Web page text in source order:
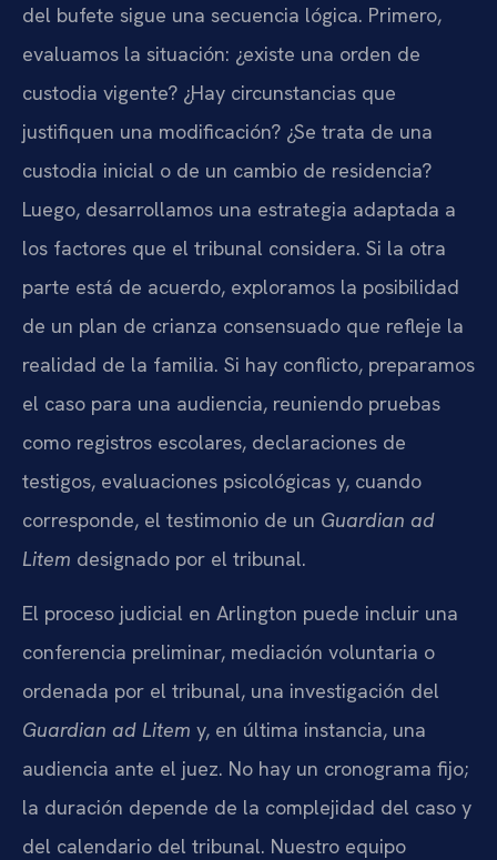
del bufete sigue una secuencia lógica. Primero,
evaluamos la situación: ¿existe una orden de
custodia vigente? ¿Hay circunstancias que
justifiquen una modificación? ¿Se trata de una
custodia inicial o de un cambio de residencia?
Luego, desarrollamos una estrategia adaptada a
los factores que el tribunal considera. Si la otra
parte está de acuerdo, exploramos la posibilidad
de un plan de crianza consensuado que refleje la
realidad de la familia. Si hay conflicto, preparamos
el caso para una audiencia, reuniendo pruebas
como registros escolares, declaraciones de
testigos, evaluaciones psicológicas y, cuando
corresponde, el testimonio de un Guardian ad
Litem designado por el tribunal.
El proceso judicial en Arlington puede incluir una
conferencia preliminar, mediación voluntaria o
ordenada por el tribunal, una investigación del
Guardian ad Litem y, en última instancia, una
audiencia ante el juez. No hay un cronograma fijo;
la duración depende de la complejidad del caso y
del calendario del tribunal. Nuestro equipo